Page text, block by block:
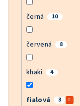
černá 10
červená 8
khaki 4
fialová 3